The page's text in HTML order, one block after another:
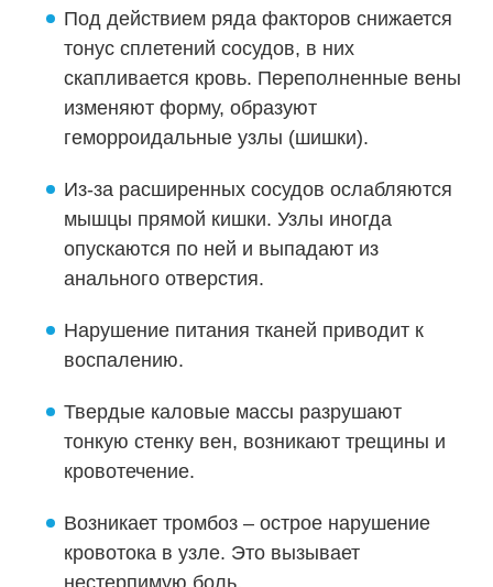
Под действием ряда факторов снижается
тонус сплетений сосудов, в них
скапливается кровь. Переполненные вены
изменяют форму, образуют
геморроидальные узлы (шишки).
Из-за расширенных сосудов ослабляются
мышцы прямой кишки. Узлы иногда
опускаются по ней и выпадают из
анального отверстия.
Нарушение питания тканей приводит к
воспалению.
Твердые каловые массы разрушают
тонкую стенку вен, возникают трещины и
кровотечение.
Возникает тромбоз – острое нарушение
кровотока в узле. Это вызывает
нестерпимую боль.